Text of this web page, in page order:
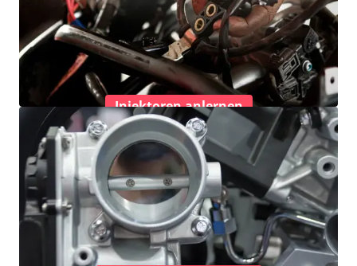
Injektoren anlernen